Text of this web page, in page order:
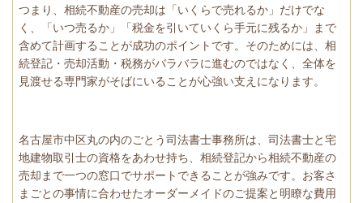
つまり、相続不動産の売却は「いくらで売れるか」だけでな
く、「いつ売るか」「税金を引いていくら手元に残るか」まで
含めて計画することが成功のポイントです。そのためには、相
続登記・売却活動・税務がバラバラに進むのではなく、全体を
見渡せる専門家がそばにいることが心強い支えになります。
名古屋市中区丸の内のごとう司法書士事務所は、司法書士と宅
地建物取引士の資格をあわせ持ち、相続登記から相続不動産の
売却まで一つの窓口でサポートできることが強みです。お客さ
まごとの事情に合わせたオーダーメイドのご提案と明瞭な費用